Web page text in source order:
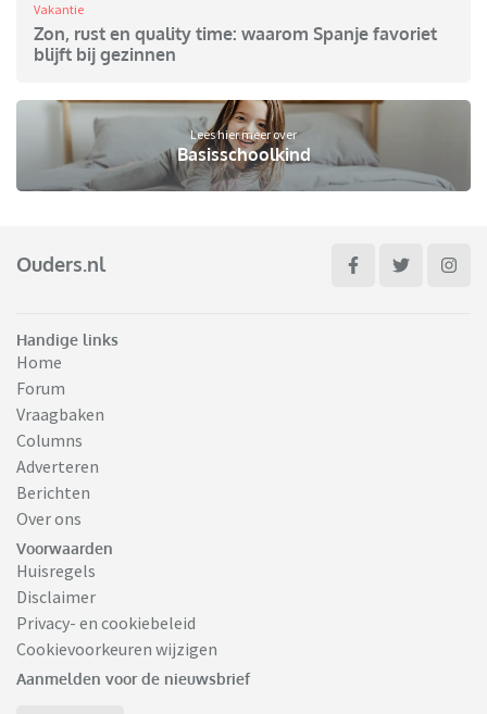
Vakantie
Zon, rust en quality time: waarom Spanje favoriet
blijft bij gezinnen
Lees hier meer over
Basisschoolkind
Ouders.nl
Handige links
Home
Forum
Vraagbaken
Columns
Adverteren
Berichten
Over ons
Voorwaarden
Huisregels
Disclaimer
Privacy- en cookiebeleid
Cookievoorkeuren wijzigen
Aanmelden voor de nieuwsbrief